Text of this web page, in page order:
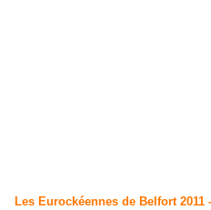
Les Eurockéennes de Belfort 2011